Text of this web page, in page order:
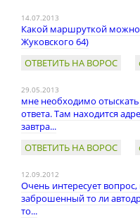
14.07.2013
Какой маршруткой можно
Жуковского 64)
ОТВЕТИТЬ НА ВОРОС
29.05.2013
мне необходимо
ответа. Там находится
завтра...
ОТВЕТИТЬ НА ВОРОС
12.09.2012
Очень интересует
заброшенный то ли
то...